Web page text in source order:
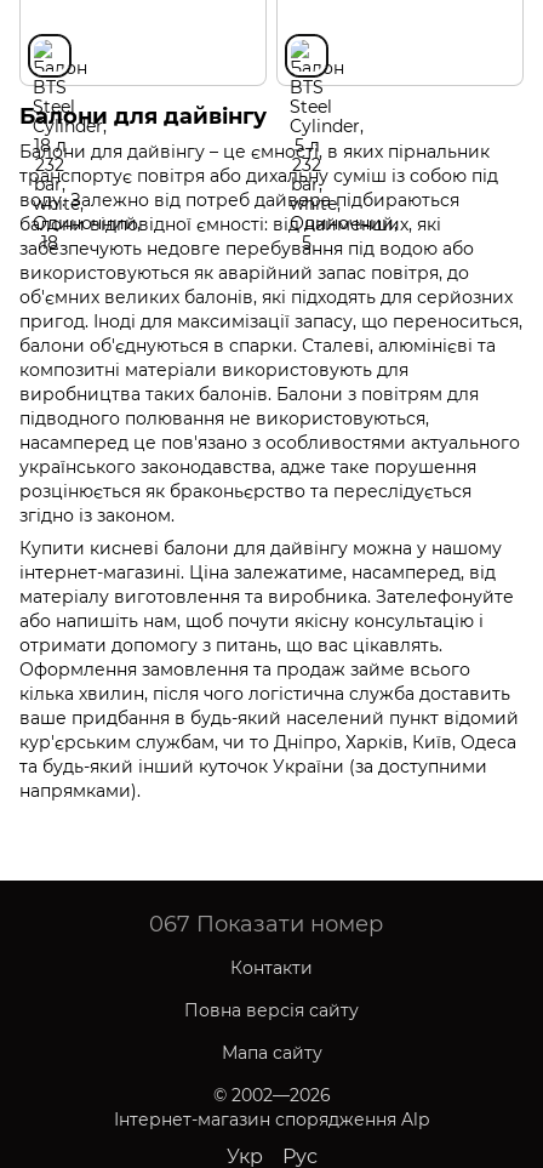
Балони для дайвінгу
Балони для дайвінгу – це ємності, в яких пірнальник
транспортує повітря або дихальну суміш із собою під
воду. Залежно від потреб дайвера підбираються
балони відповідної ємності: від найменших, які
забезпечують недовге перебування під водою або
використовуються як аварійний запас повітря, до
об'ємних великих балонів, які підходять для серйозних
пригод. Іноді для максимізації запасу, що переноситься,
балони об'єднуються в спарки. Сталеві, алюмінієві та
композитні матеріали використовують для
виробництва таких балонів. Балони з повітрям для
підводного полювання не використовуються,
насамперед це пов'язано з особливостями актуального
українського законодавства, адже таке порушення
розцінюється як браконьєрство та переслідується
згідно із законом.
Купити кисневі балони для дайвінгу можна у нашому
інтернет-магазині. Ціна залежатиме, насамперед, від
матеріалу виготовлення та виробника. Зателефонуйте
або напишіть нам, щоб почути якісну консультацію і
отримати допомогу з питань, що вас цікавлять.
Оформлення замовлення та продаж займе всього
кілька хвилин, після чого логістична служба доставить
ваше придбання в будь-який населений пункт відомий
кур'єрським службам, чи то Дніпро, Харків, Київ, Одеса
та будь-який інший куточок України (за доступними
напрямками).
067 Показати номер
Контакти
Повна версія сайту
Мапа сайту
© 2002—2026
Інтернет-магазин спорядження Alp
Укр Рус